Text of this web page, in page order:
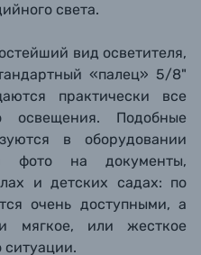
света.
вид осветителя,
«палец» 5/8"
практически все
освещения. Подобные
в оборудовании
фото на документы,
и детских садах: по
очень доступными, а
мягкое, или жесткое
ситуации.